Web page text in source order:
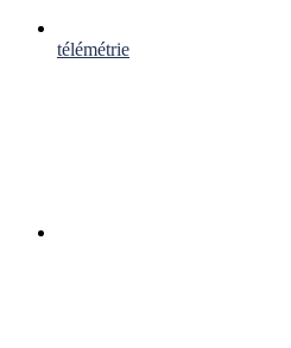
télémétrie